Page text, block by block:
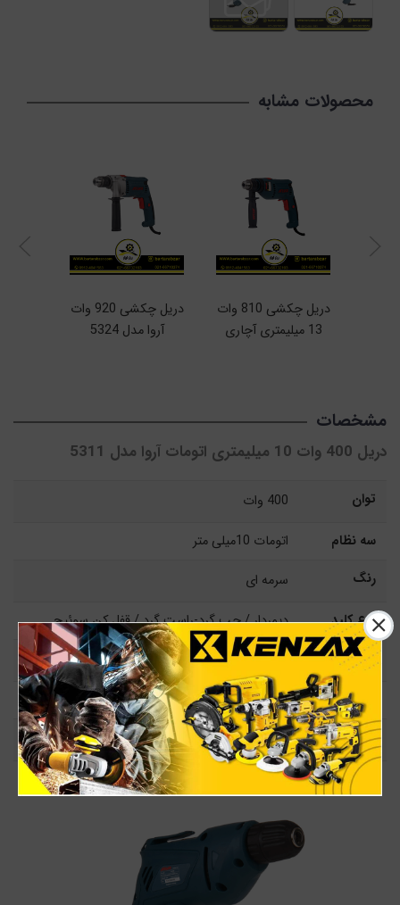
محصولات مشابه
دریل چکشی 810 وات
13 میلیمتری آچاری
دریل چکشی 920 وات
آروا مدل 5324
مشخصات
دریل 400 وات 10 میلیمتری اتومات آروا مدل 5311
توان
400 وات
سه نظام
اتومات 10میلی متر
رنگ
سرمه ای
نوع کلید
دیمردار / چپ گرد-راست گرد / قفل کن سوئیچ
سرعت
0 تا 3000 دور در دقیقه
گارانتی
✅12 ماهه
کشور سازنده
چین